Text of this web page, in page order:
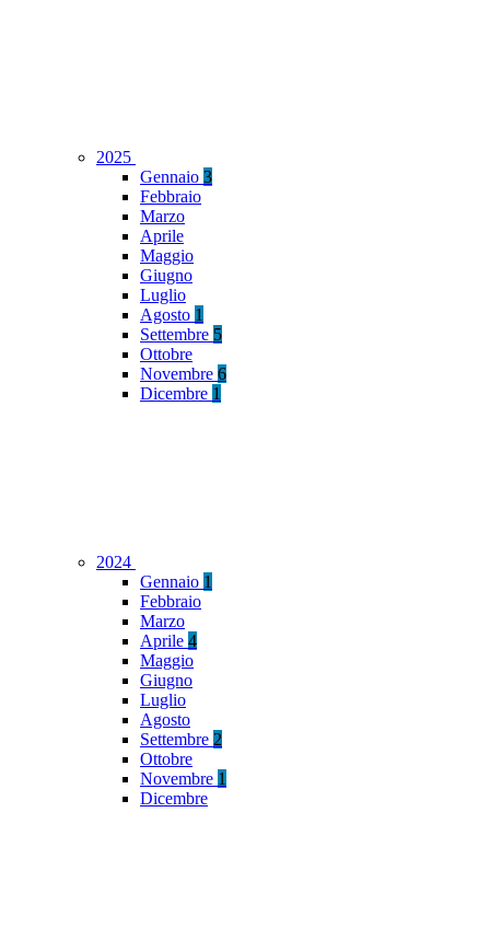
2025
Gennaio 3
Febbraio
Marzo
Aprile
Maggio
Giugno
Luglio
Agosto 1
Settembre 5
Ottobre
Novembre 6
Dicembre 1
2024
Gennaio 1
Febbraio
Marzo
Aprile 4
Maggio
Giugno
Luglio
Agosto
Settembre 2
Ottobre
Novembre 1
Dicembre